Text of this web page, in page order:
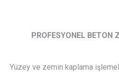
PROFESYONEL BETON
Yüzey ve zemin kaplama